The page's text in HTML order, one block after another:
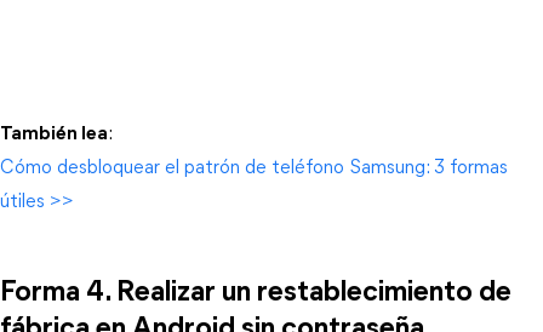
También lea:
Cómo desbloquear el patrón de teléfono Samsung: 3 formas
útiles >>
Forma 4. Realizar un restablecimiento de